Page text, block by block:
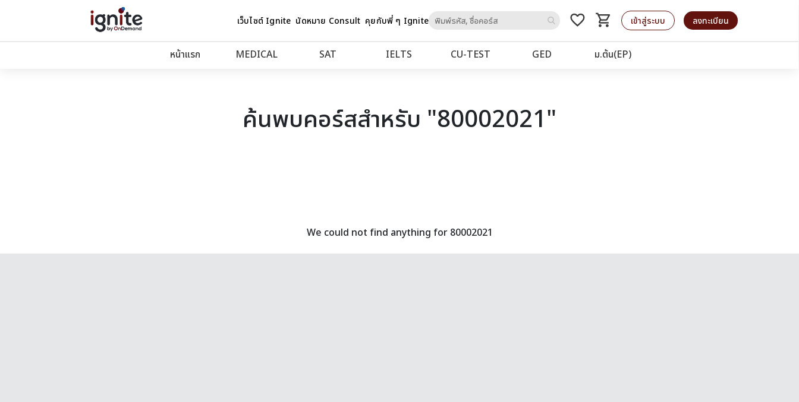
เว็บไซต์ Ignite นัดหมาย Consult คุยกับพี่ ๆ Igniteto
favorite_border shopping_cart
รถเข็น เข้าสู่ระบบ ลงทะเบียน
หน้าแรก MEDICAL SAT IELTS CU‑TEST GED ม.ต้น(EP)
ค้นพบคอร์สสำหรับ "80002021"
We could not find anything for 80002021